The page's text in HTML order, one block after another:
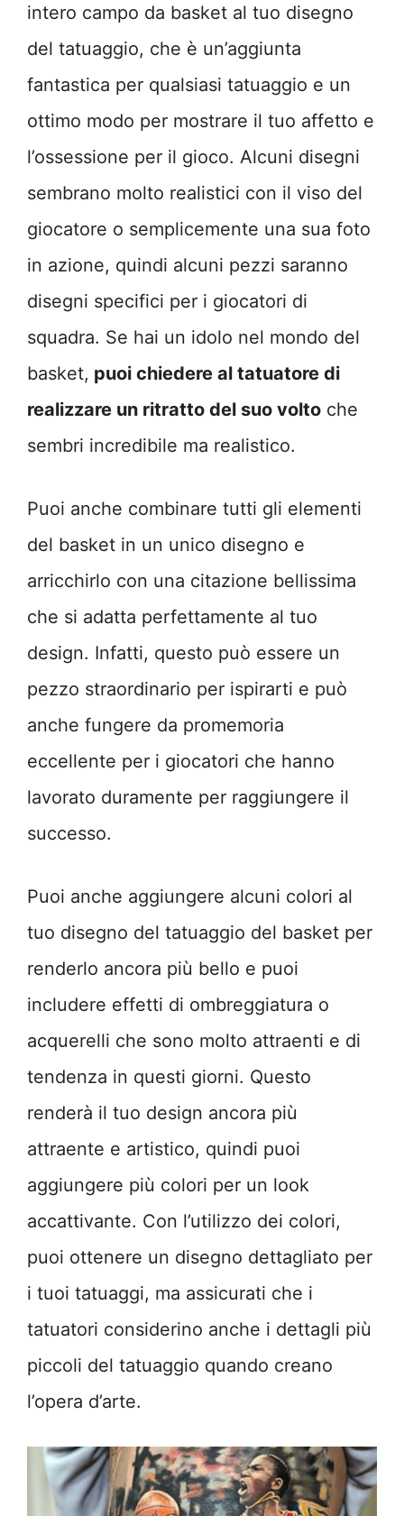
intero campo da basket al tuo disegno
del tatuaggio, che è un’aggiunta
fantastica per qualsiasi tatuaggio e un
ottimo modo per mostrare il tuo affetto e
l’ossessione per il gioco. Alcuni disegni
sembrano molto realistici con il viso del
giocatore o semplicemente una sua foto
in azione, quindi alcuni pezzi saranno
disegni specifici per i giocatori di
squadra. Se hai un idolo nel mondo del
basket, puoi chiedere al tatuatore di
realizzare un ritratto del suo volto che
sembri incredibile ma realistico.
Puoi anche combinare tutti gli elementi
del basket in un unico disegno e
arricchirlo con una citazione bellissima
che si adatta perfettamente al tuo
design. Infatti, questo può essere un
pezzo straordinario per ispirarti e può
anche fungere da promemoria
eccellente per i giocatori che hanno
lavorato duramente per raggiungere il
successo.
Puoi anche aggiungere alcuni colori al
tuo disegno del tatuaggio del basket per
renderlo ancora più bello e puoi
includere effetti di ombreggiatura o
acquerelli che sono molto attraenti e di
tendenza in questi giorni. Questo
renderà il tuo design ancora più
attraente e artistico, quindi puoi
aggiungere più colori per un look
accattivante. Con l’utilizzo dei colori,
puoi ottenere un disegno dettagliato per
i tuoi tatuaggi, ma assicurati che i
tatuatori considerino anche i dettagli più
piccoli del tatuaggio quando creano
l’opera d’arte.